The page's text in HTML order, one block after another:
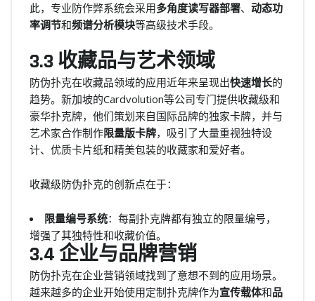
此，专业防作弊系统会采用多角度读写器部署、 动态功
率调节和频谱分析模块等高级技术手段。
3.3 收藏品与艺术领域
防伪扑克在收藏品领域的应用近年来呈现出快速增长的
趋势。新加坡的Cardvolution等公司专门提供收藏级和
豪华扑克牌，他们策划来自国际品牌的独家卡牌，并与
艺术家合作制作限量版卡牌，吸引了大量重视独特设
计、优质卡片纸和精美包装的收藏家和爱好者。
收藏级防伪扑克的创新点在于：
限量编号系统：每副扑克牌都有独立的限量编号，
增强了其独特性和收藏价值。
3.4 企业与品牌营销
防伪扑克在企业营销领域找到了意想不到的应用场景。
越来越多的企业开始使用定制扑克牌作为宣传载体和品